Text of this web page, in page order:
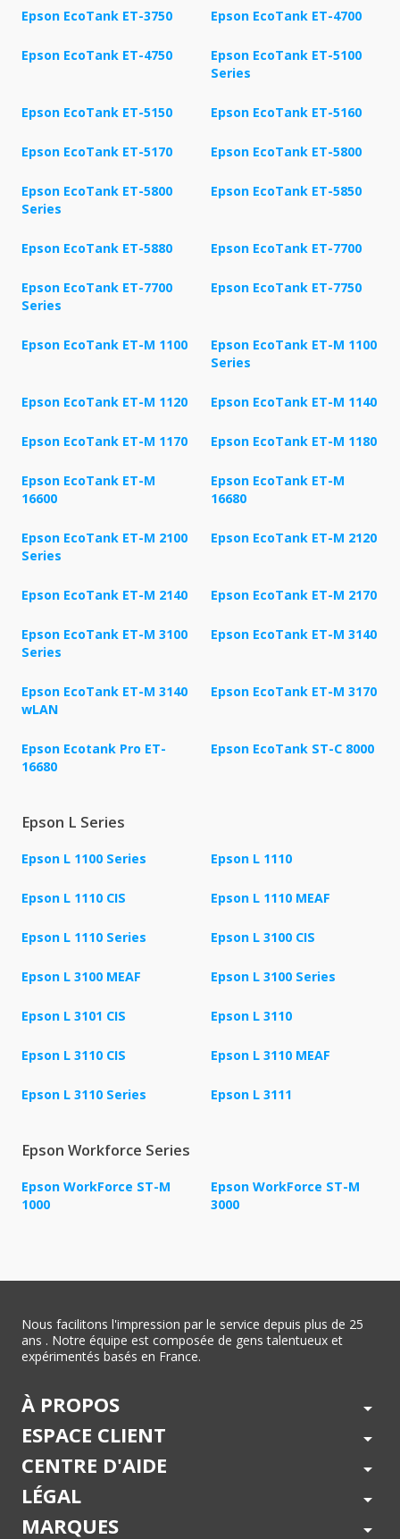
Epson EcoTank ET-3750 Epson EcoTank ET-4700
Epson EcoTank ET-4750
Epson EcoTank ET-5100
Series
Epson EcoTank ET-5150 Epson EcoTank ET-5160
Epson EcoTank ET-5170 Epson EcoTank ET-5800
Epson EcoTank ET-5800
Series
Epson EcoTank ET-5850
Epson EcoTank ET-5880 Epson EcoTank ET-7700
Epson EcoTank ET-7700
Series
Epson EcoTank ET-7750
Epson EcoTank ET-M 1100
Epson EcoTank ET-M 1100
Series
Epson EcoTank ET-M 1120 Epson EcoTank ET-M 1140
Epson EcoTank ET-M 1170 Epson EcoTank ET-M 1180
Epson EcoTank ET-M
16600
Epson EcoTank ET-M
16680
Epson EcoTank ET-M 2100
Series
Epson EcoTank ET-M 2120
Epson EcoTank ET-M 2140 Epson EcoTank ET-M 2170
Epson EcoTank ET-M 3100
Series
Epson EcoTank ET-M 3140
Epson EcoTank ET-M 3140
wLAN
Epson EcoTank ET-M 3170
Epson Ecotank Pro ET-
16680
Epson EcoTank ST-C 8000
Epson L Series
Epson L 1100 Series Epson L 1110
Epson L 1110 CIS Epson L 1110 MEAF
Epson L 1110 Series Epson L 3100 CIS
Epson L 3100 MEAF Epson L 3100 Series
Epson L 3101 CIS Epson L 3110
Epson L 3110 CIS Epson L 3110 MEAF
Epson L 3110 Series Epson L 3111
Epson Workforce Series
Epson WorkForce ST-M
1000
Epson WorkForce ST-M
3000
Nous facilitons l'impression par le service depuis plus de 25
ans . Notre équipe est composée de gens talentueux et
expérimentés basés en France.
À PROPOS arrow_drop_down
ESPACE CLIENT arrow_drop_down
CENTRE D'AIDE arrow_drop_down
LÉGAL arrow_drop_down
MARQUES arrow_drop_down